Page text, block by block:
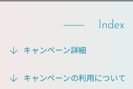
Index
キャンペーン詳細
キャンペーンの利用について